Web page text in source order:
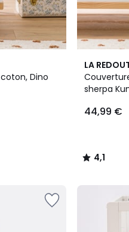
Dino
LA
sherpa
44,99 €
4,1
/ 5
4,1
/